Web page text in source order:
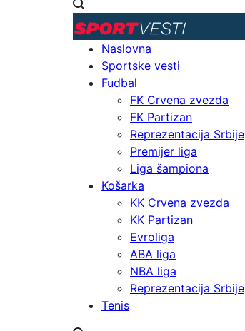
Naslovna
Sportske vesti
Fudbal
FK Crvena zvezda
FK Partizan
Reprezentacija Srbije
Premijer liga
Liga šampiona
Košarka
KK Crvena zvezda
KK Partizan
Evroliga
ABA liga
NBA liga
Reprezentacija Srbije
Tenis